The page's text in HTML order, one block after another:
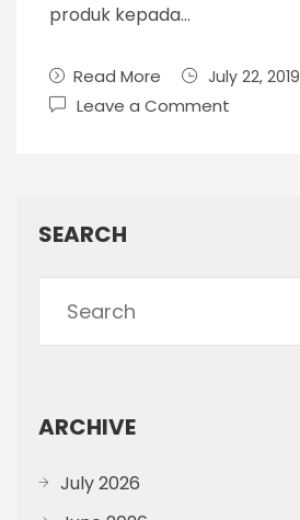
produk kepada…
Read More July 22, 2019
Leave a Comment
SEARCH
ARCHIVE
July 2026